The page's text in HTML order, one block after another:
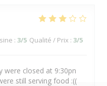
: 3/5 Qualité / Prix : 3/5
were closed at 9:30pn
still serving food :((